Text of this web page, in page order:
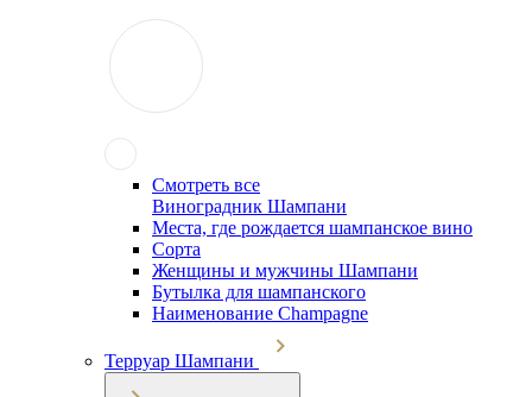
Смотреть все
Виноградник Шампани
Места, где рождается шампанское вино
Сорта
Женщины и мужчины Шампани
Бутылка для шампанского
Наименование Champagne
Терруар Шампани